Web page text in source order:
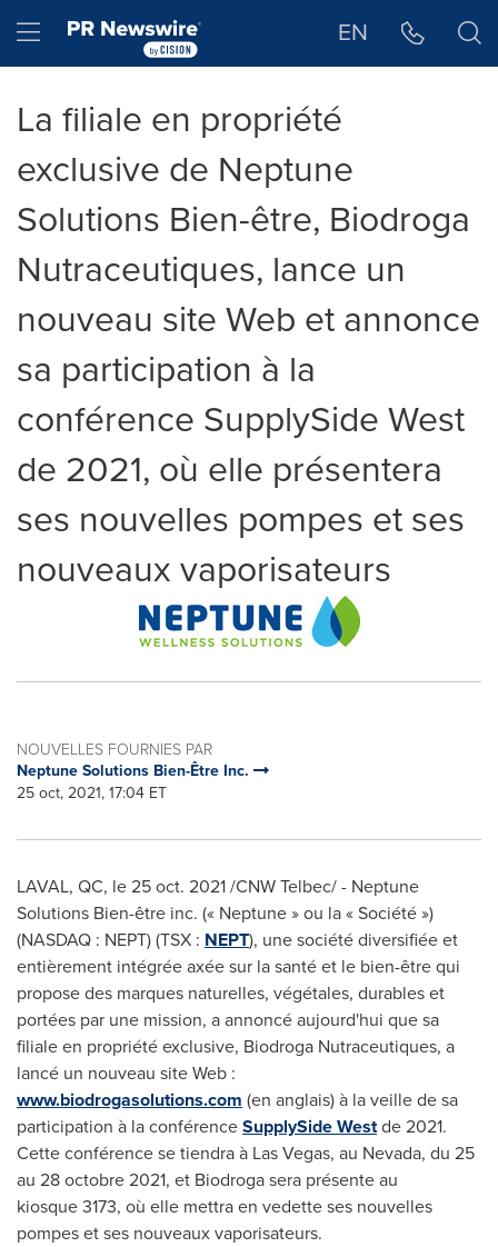
Hamburger menu EN
La filiale en propriété
exclusive de Neptune
Solutions Bien-être, Biodroga
Nutraceutiques, lance un
nouveau site Web et annonce
sa participation à la
conférence SupplySide West
de 2021, où elle présentera
ses nouvelles pompes et ses
nouveaux vaporisateurs
NOUVELLES FOURNIES PAR
Neptune Solutions Bien-Être Inc.
25 oct, 2021, 17:04 ET
LAVAL, QC, le25 oct. 2021/CNW Telbec/ - Neptune
Solutions Bien-être inc. (« Neptune » ou la « Société »)
(NASDAQ : NEPT) (TSX : NEPT), une société diversifiée et
entièrement intégrée axée sur la santé et le bien-être qui
propose des marques naturelles, végétales, durables et
portées par une mission, a annoncé aujourd'hui que sa
filiale en propriété exclusive, Biodroga Nutraceutiques, a
lancé un nouveau site Web :
www.biodrogasolutions.com (en anglais) à la veille de sa
participation à la conférenceSupplySide Westde 2021.
Cette conférence se tiendra à Las Vegas, au Nevada, du 25
au 28 octobre 2021, et Biodroga sera présente au
kiosque 3173, où elle mettra en vedette ses nouvelles
pompes et ses nouveaux vaporisateurs.